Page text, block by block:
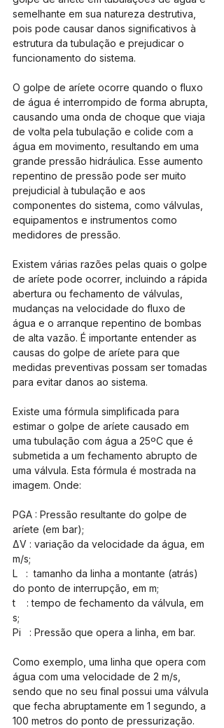
semelhante em sua natureza destrutiva,
pois pode causar danos significativos à
estrutura da tubulação e prejudicar o
funcionamento do sistema.
O golpe de aríete ocorre quando o fluxo
de água é interrompido de forma abrupta,
causando uma onda de choque que viaja
de volta pela tubulação e colide com a
água em movimento, resultando em uma
grande pressão hidráulica. Esse aumento
repentino de pressão pode ser muito
prejudicial à tubulação e aos
componentes do sistema, como válvulas,
equipamentos e instrumentos como
medidores de pressão.
Existem várias razões pelas quais o golpe
de aríete pode ocorrer, incluindo a rápida
abertura ou fechamento de válvulas,
mudanças na velocidade do fluxo de
água e o arranque repentino de bombas
de alta vazão. É importante entender as
causas do golpe de aríete para que
medidas preventivas possam ser tomadas
para evitar danos ao sistema.
Existe uma fórmula simplificada para
estimar o golpe de aríete causado em
uma tubulação com água a 25ºC que é
submetida a um fechamento abrupto de
uma válvula. Esta fórmula é mostrada na
imagem. Onde:
PGA : Pressão resultante do golpe de
aríete (em bar);
ΔV : variação da velocidade da água, em
m/s;
L   :  tamanho da linha a montante (atrás)
do ponto de interrupção, em m;
t    : tempo de fechamento da válvula, em
s;
Pi   : Pressão que opera a linha, em bar.
Como exemplo, uma linha que opera com
água com uma velocidade de 2 m/s,
sendo que no seu final possui uma válvula
que fecha abruptamente em 1 segundo, a
100 metros do ponto de pressurização.